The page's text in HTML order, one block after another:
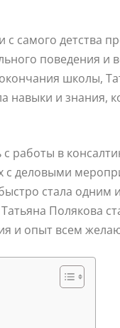
самого детства
поведения
школы,
навыки и знания,
работы в
с деловыми
стала одним
Полякова
и опыт всем